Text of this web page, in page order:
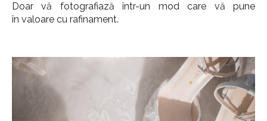
Doar vă fotografiază într-un mod care vă pune
în valoare cu rafinament.